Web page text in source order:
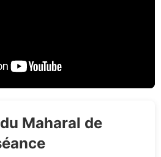
Maharal de